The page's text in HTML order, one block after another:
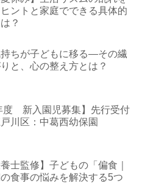
ントと家庭でできる具体的
？
ちが子どもに移る―その繊
と、心の整え方とは？
度 新入園児募集】先行受付
川区：中葛西幼保園
養士監修】子どもの「偏食｜
食事の悩みを解決する5つ